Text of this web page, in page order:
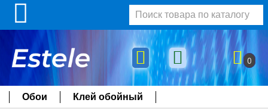
0
Обои Клей обойный